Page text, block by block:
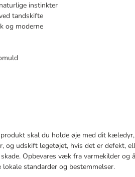
instinkter
tandskifte
og moderne
skal du holde øje med dit
udskift legetøjet, hvis det er defekt,
Opbevares væk fra varmekilder
standarder og bestemmelser.